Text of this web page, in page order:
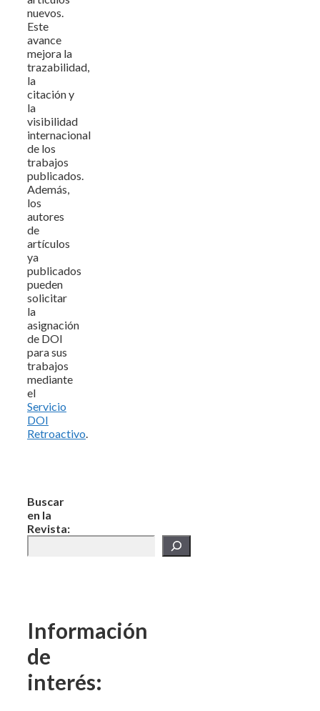
nuevos.
Este
avance
mejora la
trazabilidad,
la
citación y
la
visibilidad
internacional
de los
trabajos
publicados.
Además,
los
autores
de
artículos
ya
publicados
pueden
solicitar
la
asignación
de DOI
para sus
trabajos
mediante
el
Servicio
DOI
Retroactivo.
Buscar
en la
Revista:
Información
de
interés: